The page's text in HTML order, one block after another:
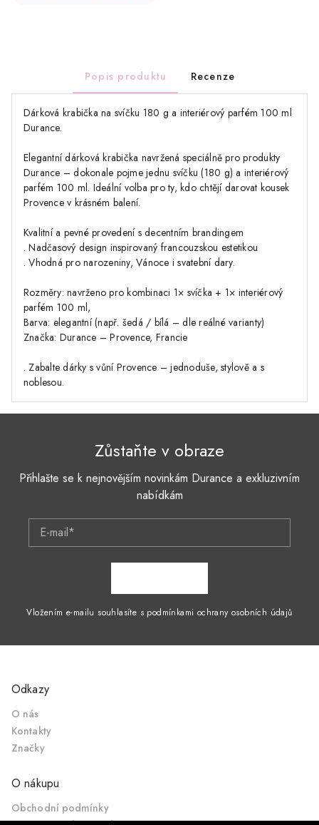
Popis produktu Recenze
Dárková krabička na svíčku 180 g a interiérový parfém 100 ml
Durance.
Elegantní dárková krabička navržená speciálně pro produkty
Durance – dokonale pojme jednu svíčku (180 g) a interiérový
parfém 100 ml. Ideální volba pro ty, kdo chtějí darovat kousek
Provence v krásném balení.
Kvalitní a pevné provedení s decentním brandingem
. Nadčasový design inspirovaný francouzskou estetikou
. Vhodná pro narozeniny, Vánoce i svatební dary.
Rozměry: navrženo pro kombinaci 1× svíčka + 1× interiérový
parfém 100 ml,
Barva: elegantní (např. šedá / bílá – dle reálné varianty)
Značka: Durance – Provence, Francie
. Zabalte dárky s vůní Provence – jednoduše, stylově a s
noblesou.
Zůstaňte v obraze
Přihlašte se k nejnovějším novinkám Durance a exkluzivním
nabídkám
E-mail*
Vložením e-mailu souhlasíte s podmínkami ochrany osobních údajů
Odkazy
O nás
Kontakty
Značky
O nákupu
Obchodní podmínky